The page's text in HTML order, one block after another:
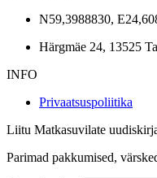
N59,3988830,
Härgmäe 24, 13525
INFO
Privaatsuspoliitika
Liitu Matkasuvilate
Parimad pakkumised,